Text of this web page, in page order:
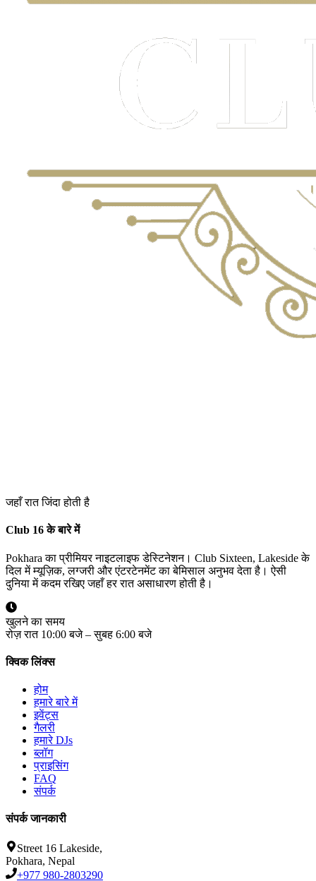
जहाँ रात जिंदा होती है
Club 16 के बारे में
Pokhara का प्रीमियर नाइटलाइफ डेस्टिनेशन। Club Sixteen, Lakeside के
दिल में म्यूज़िक, लग्जरी और एंटरटेनमेंट का बेमिसाल अनुभव देता है। ऐसी
दुनिया में कदम रखिए जहाँ हर रात असाधारण होती है।
खुलने का समय
रोज़ रात 10:00 बजे – सुबह 6:00 बजे
क्विक लिंक्स
होम
हमारे बारे में
इवेंट्स
गैलरी
हमारे DJs
ब्लॉग
प्राइसिंग
FAQ
संपर्क
संपर्क जानकारी
Street 16 Lakeside,
Pokhara, Nepal
+977 980-2803290